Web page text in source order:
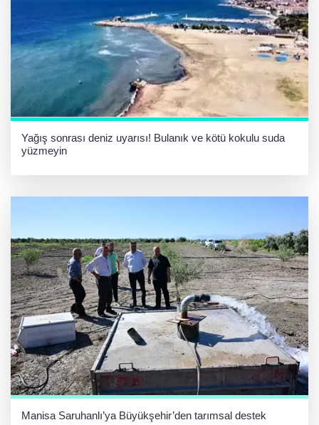
Yağış sonrası deniz uyarısı! Bulanık ve kötü kokulu suda
yüzmeyin
Manisa Saruhanlı’ya Büyükşehir’den tarımsal destek